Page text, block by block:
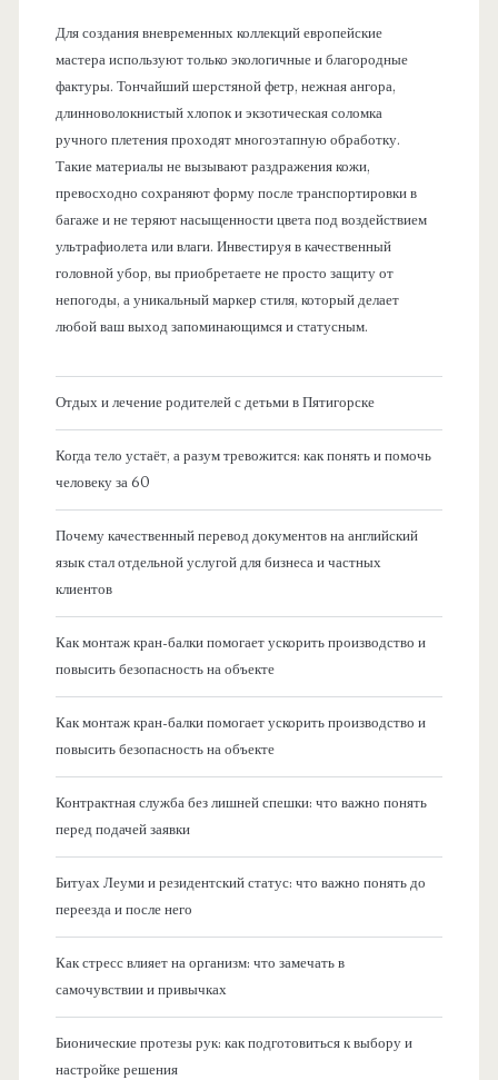
Для создания вневременных коллекций европейские
мастера используют только экологичные и благородные
фактуры. Тончайший шерстяной фетр, нежная ангора,
длинноволокнистый хлопок и экзотическая соломка
ручного плетения проходят многоэтапную обработку.
Такие материалы не вызывают раздражения кожи,
превосходно сохраняют форму после транспортировки в
багаже и не теряют насыщенности цвета под воздействием
ультрафиолета или влаги. Инвестируя в качественный
головной убор, вы приобретаете не просто защиту от
непогоды, а уникальный маркер стиля, который делает
любой ваш выход запоминающимся и статусным.
Отдых и лечение родителей с детьми в Пятигорске
Когда тело устаёт, а разум тревожится: как понять и помочь
человеку за 60
Почему качественный перевод документов на английский
язык стал отдельной услугой для бизнеса и частных
клиентов
Как монтаж кран-балки помогает ускорить производство и
повысить безопасность на объекте
Как монтаж кран-балки помогает ускорить производство и
повысить безопасность на объекте
Контрактная служба без лишней спешки: что важно понять
перед подачей заявки
Битуах Леуми и резидентский статус: что важно понять до
переезда и после него
Как стресс влияет на организм: что замечать в
самочувствии и привычках
Бионические протезы рук: как подготовиться к выбору и
настройке решения